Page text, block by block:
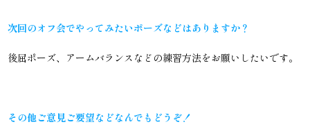
次回のオフ会でやってみたいポーズなどはありますか？
後屈ポーズ、アームバランスなどの練習方法をお願いしたいです。
その他ご意見ご要望などなんでもどうぞ！